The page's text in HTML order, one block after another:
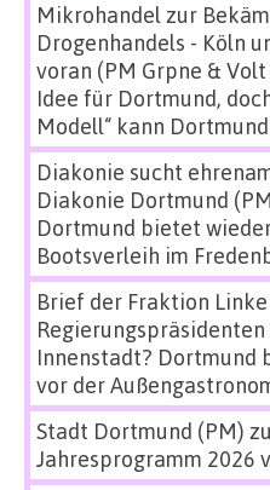
Mikrohandel zur
Drogenhandels - Köln
voran (PM Grpne & Volt
Idee für Dortmund,
Modell“ kann
Diakonie sucht
Diakonie Dortmund
Dortmund bietet
Bootsverleih im
Brief der Fraktion
Regierungspräsidenten
Innenstadt?
vor der
Stadt Dortmund (PM) zu
Jahresprogramm 2026